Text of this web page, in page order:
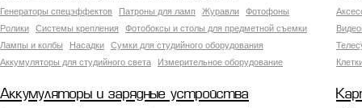
Генераторы спецэффектов
Патроны для ламп Журавли
Фотофоны
Ролики
Системы крепления
Фотобоксы и столы для предметной съемки
Лампы и колбы
Насадки
Сумки для студийного оборудования
Аккумуляторы для студийного света
Измерительное оборудование
Аккумуляторы и зарядные устройства